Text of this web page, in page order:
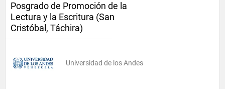
Posgrado de Promoción de la
Lectura y la Escritura (San
Cristóbal, Táchira)
Universidad de los Andes